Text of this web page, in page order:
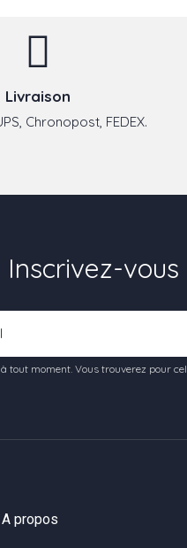
Livraison
Chronopost, FEDEX.
Inscrivez-
tout moment. Vous trouverez pour
A propos